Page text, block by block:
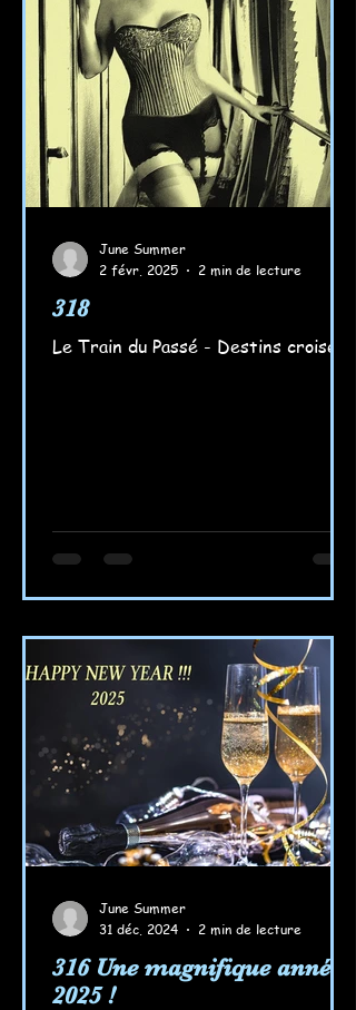
318
Le Train du Passé - Destins croisés
June Summer
2 févr. 2025
2 min de lecture
316 Une magnifique année
2025 !
June Summer
31 déc. 2024
2 min de lecture